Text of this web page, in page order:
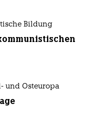
Bildung
und Osteuropa